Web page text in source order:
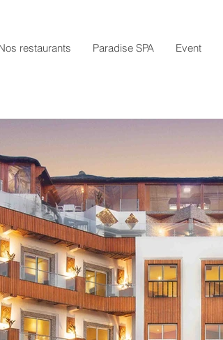
restaurants Paradise SPA Event